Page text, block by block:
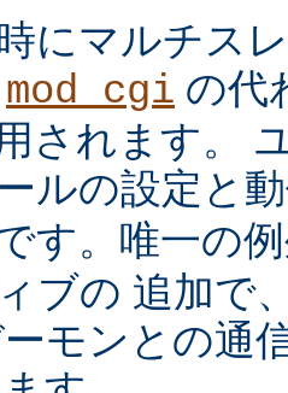
にマルチス
mod_cgi の代
されます。
ルの設定と
す。唯一の
ブの 追加で
モンとの通